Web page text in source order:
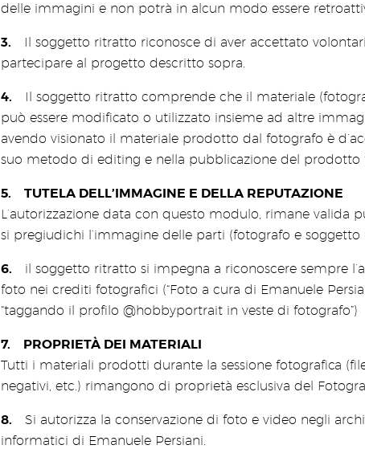
delle immagini e non potrà in alcun modo essere
Il soggetto ritratto riconosce di aver accettato
partecipare al progetto descritto sopra.
Il soggetto ritratto comprende che il materiale
può essere modificato o utilizzato insieme ad altre
avendo visionato il materiale prodotto dal fotografo è
suo metodo di editing e nella pubblicazione del prodotto
TUTELA DELL’IMMAGINE E DELLA REPUTAZIONE
L’autorizzazione data con questo modulo, rimane valida
si pregiudichi l’immagine delle parti (fotografo e soggetto
il soggetto ritratto si impegna a riconoscere sempre
foto nei crediti fotografici (“Foto a cura di Emanuele
“taggando il profilo @hobbyportrait in veste di fotografo”)
PROPRIETÀ DEI MATERIALI
Tutti i materiali prodotti durante la sessione fotografica
negativi, etc.) rimangono di proprietà esclusiva del
Si autorizza la conservazione di foto e video negli
informatici di Emanuele Persiani.